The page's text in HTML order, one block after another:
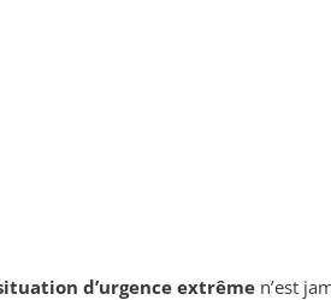
d’urgence extrême n’est